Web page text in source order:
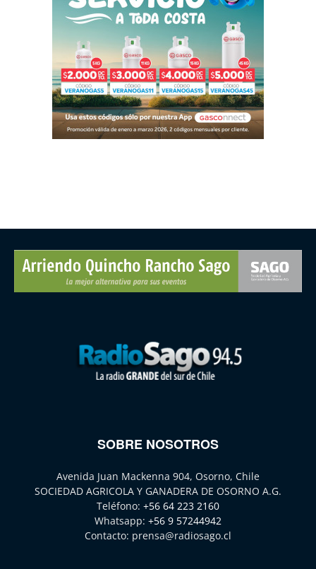
SOBRE NOSOTROS
Avenida Juan Mackenna 904, Osorno, Chile
SOCIEDAD AGRICOLA Y GANADERA DE OSORNO A.G.
Teléfono: +56 64 223 2160
Whatsapp: +56 9 57244942
Contacto: prensa@radiosago.cl